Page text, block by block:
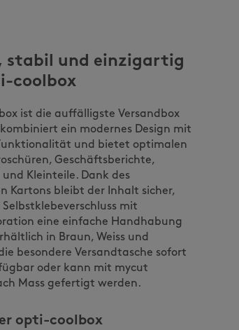
stabil und einzigartig
coolbox
ist die auffälligste Versandbox
kombiniert ein modernes Design mit
und bietet optimalen
Geschäftsberichte,
Kleinteile. Dank des
Kartons bleibt der Inhalt sicher,
mit
eine einfache Handhabung
in Braun, Weiss und
besondere Versandtasche sofort
oder kann mit mycut
Mass gefertigt werden.
opti-coolbox